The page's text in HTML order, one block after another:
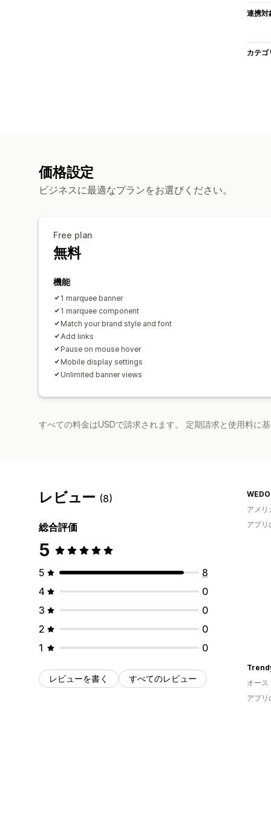
連携対
カテゴ
価格設定
ビジネスに最適なプランをお選びください。
Free plan
無料
機能
1 marquee banner
1 marquee component
Match your brand style and font
Add links
Pause on mouse hover
Mobile display settings
Unlimited banner views
すべての料金はUSDで請求されます。 定期請求と使用料に
レビュー (8)
総合評価
5
5
8
4
0
3
0
2
0
1
0
レビューを書く すべてのレビュー
アメリ
アプリ
オース
アプリ